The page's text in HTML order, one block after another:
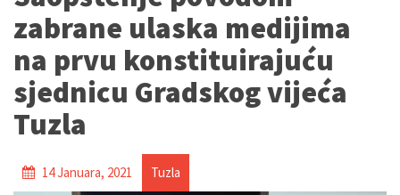
zabrane ulaska medijima
na prvu konstituirajuću
sjednicu Gradskog vijeća
Tuzla
14 Januara, 2021 Tuzla